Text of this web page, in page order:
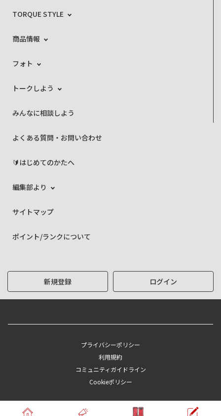
TORQUE STYLE
商品情報
フォト
トークしよう
みんなに相談しよう
よくある質問・お問い合わせ
🔰はじめてのかたへ
編集部より
サイトマップ
ポイント/ランクについて
新規登録 ログイン
プライバシーポリシー
利用規約
コミュニティガイドライン
Cookieポリシー